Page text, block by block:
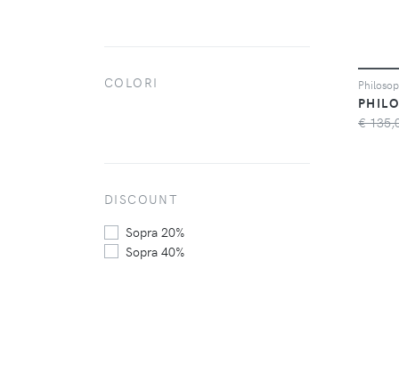
€
COLORI
DISCOUNT
Sopra 20%
Sopra 40%